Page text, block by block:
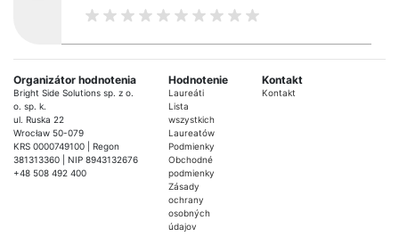
Organizátor hodnotenia
Bright Side Solutions sp. z o.
o. sp. k.
ul. Ruska 22
Wrocław 50-079
KRS 0000749100 | Regon
381313360 | NIP 8943132676
+48 508 492 400
Hodnotenie
Laureáti
Lista
wszystkich
Laureatów
Podmienky
Obchodné
podmienky
Zásady
ochrany
osobných
údajov
Kontakt
Kontakt